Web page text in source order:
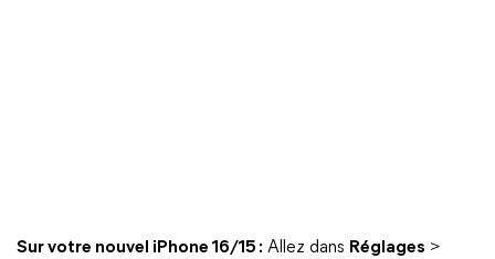
Sur votre nouvel iPhone 16/15 : Allez dans Réglages >